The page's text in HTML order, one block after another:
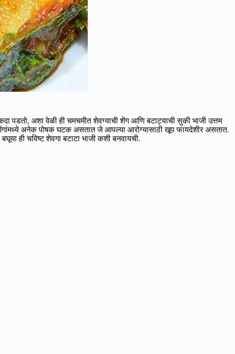
पडतो, अशा वेळी ही चमचमीत शेवग्याची शेंग आणि बटाट्याची सुकी भाजी उत्तम
शेंगांमध्ये अनेक पोषक घटक असतात जे आपल्या आरोग्यासाठी खूप फायदेशीर असतात.
ही चविष्ट शेवगा बटाटा भाजी कशी बनवायची.